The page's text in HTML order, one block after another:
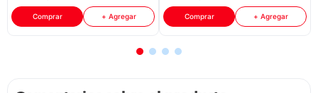
Comprar + Agregar Comprar + Agregar